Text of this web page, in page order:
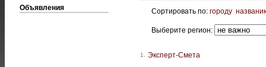
Объявления Сортировать по: городу
Выберите регион:
1. Эксперт-Смета